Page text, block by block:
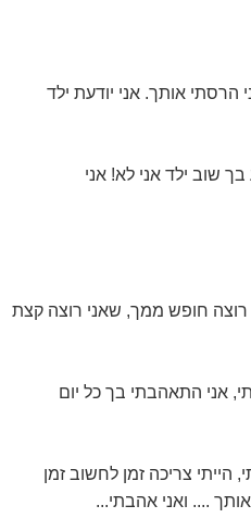
הרסתי אותך. אני יודעת ילד
שוב ילד אני לא! אני
רוצה חופש ממך, שאני רוצה קצת
אני התאהבתי בך כל יום
הייתי צריכה זמן לחשוב זמן
.... ואני אהבתי...